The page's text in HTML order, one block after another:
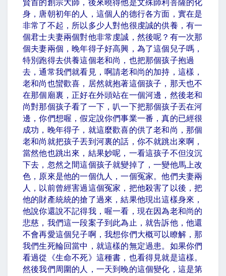
賢首的創宗大師，後來曉得他是文殊師利菩薩的化
身，唐朝初年的人，這個人的德行各方面，實在是
非常了不起，所以多少人對他很虔誠的供養，有一
個君士夫妻兩個對他非常虔誠，然後呢？有一次那
個夫妻兩個，晚年得子好高興，為了這個兒子嗎，
特別跑得去供養這個老和尚，也把那個孩子抱過
去，通常我們就看見，啊請老和尚的加持，這樣，
老和尚也蠻歡喜，居然就抱著這個孩子，那天也不
在那個廟裏，正好在外頭站在一個河邊，然後老和
尚對那個孩子看了一下，叭一下把那個孩子丟在河
邊，你們想喔，假定說你們事業一番，真的已經很
成功，晚年得子，就這麼歡喜的供了老和尚，那個
老和尚就把孩子丟到河裏的話，你不就跳出來啊，
當然他也跳出來，結果妙呢，一看這孩子不但沒沉
下去，忽然之間這個孩子就變掉了，一變他馬上改
色，原來是他的一個仇人，一個冤家。他們夫妻兩
人，以前曾經害過這個冤家，把他殺害了以後，把
他的財產統統的搶了過來，結果他現出這樣身來，
他說你還說不記得我，喔一看，現在因為老和尚的
悲慈，我們這一段案子到此為止，就告訴他，他還
不會再愛這個兒子啊，我想你們大概可以瞭解，那
我們生死輪回當中，就這樣的無定過患。如果你們
看過從《生命不死》這種書，也看得見就是這樣。
然後我們周圍的人，一天到晚的這個變化，這是第